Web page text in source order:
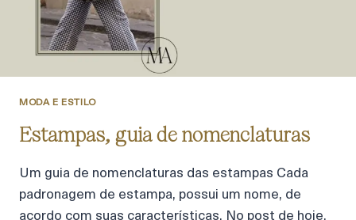
MODA E ESTILO
Estampas, guia de nomenclaturas
Um guia de nomenclaturas das estampas Cada
padronagem de estampa, possui um nome, de
acordo com suas características. No post de hoje,